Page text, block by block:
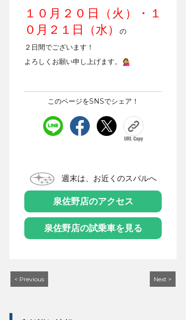
１０月２０日（火）・１
０月２１日（水）
の
２日間でございます！
よろしくお願い申し上げます。
このページをSNSでシェア！
週末は、お近くのスバルへ
泉佐野店のアクセス
泉佐野店の試乗車を見る
< Previous Next >